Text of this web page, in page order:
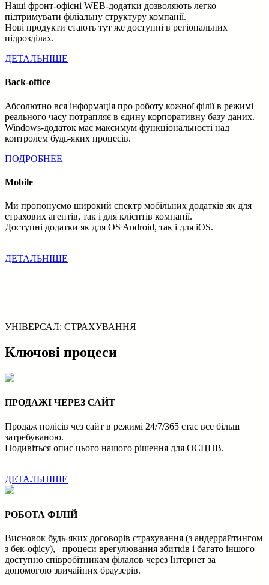
Наші фронт-офісні WEB-додатки дозволяють легко
підтримувати філіальну структуру компанії.
Нові продукти стають тут же доступні в регіональних
підрозділах.
ДЕТАЛЬНІШЕ
Back-office
Абсолютно вся інформація про роботу кожної філії в режимі
реального часу потрапляє в єдину корпоративну базу даних.
Windows-додаток має максимум функціональності над
контролем будь-яких процесів.
ПОДРОБНЕЕ
Mobile
Ми пропонуємо широкий спектр мобільних додатків як для
страхових агентів, так і для клієнтів компанії.
Доступні додатки як для OS Android, так і для iOS.
ДЕТАЛЬНІШЕ
УНІВЕРСАЛ: СТРАХУВАННЯ
Ключові процеси
ПРОДАЖІ ЧЕРЕЗ САЙТ
Продаж полісів чез сайт в режимі 24/7/365 стає все більш
затребуваною.
Подивіться опис цього нашого рішення для ОСЦПВ.
ДЕТАЛЬНІШЕ
РОБОТА ФІЛІЙ
Висновок будь-яких договорів страхування (з андеррайтингом
з бек-офісу), процеси врегулювання збитків і багато іншого
доступно співробітникам філалов через Інтернет за
допомогою звичайних браузерів.